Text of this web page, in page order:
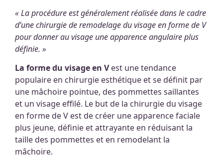
« La procédure est généralement réalisée dans le cadre
d’une chirurgie de remodelage du visage en forme de V
pour donner au visage une apparence angulaire plus
définie. »
La forme du visage en Vest une tendance
populaire en chirurgie esthétique et se définit par
une mâchoire pointue, des pommettes saillantes
et un visage effilé. Le but de la chirurgie du visage
en forme de V est de créer une apparence faciale
plus jeune, définie et attrayante en réduisant la
taille des pommettes et en remodelant la
mâchoire.